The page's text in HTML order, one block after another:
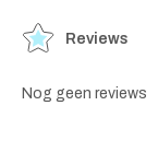
Reviews
Nog geen reviews